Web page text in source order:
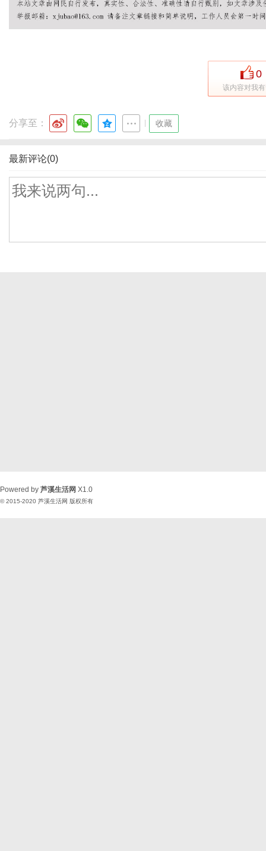
0
该内容对我
分享至： 收藏
最新评论(0)
Powered by 芦溪生活网 X1.0
© 2015-2020 芦溪生活网 版权所有